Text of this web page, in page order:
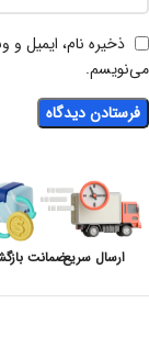
ذخیره نام، ایمیل و
می‌نویسم.
ارسال سریعضمانت